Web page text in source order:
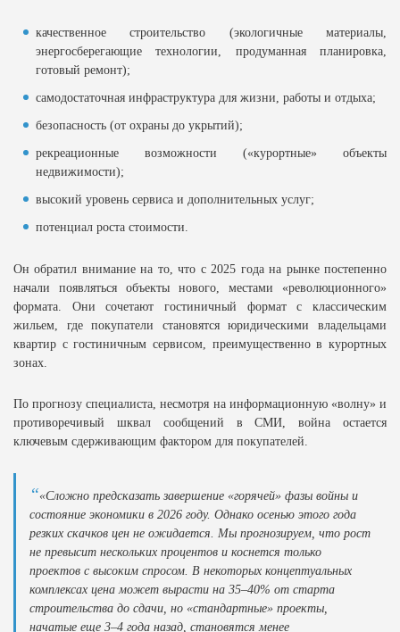
качественное строительство (экологичные материалы,
энергосберегающие технологии, продуманная планировка,
готовый ремонт);
самодостаточная инфраструктура для жизни, работы и отдыха;
безопасность (от охраны до укрытий);
рекреационные возможности («курортные» объекты
недвижимости);
высокий уровень сервиса и дополнительных услуг;
потенциал роста стоимости.
Он обратил внимание на то, что с 2025 года на рынке постепенно
начали появляться объекты нового, местами «революционного»
формата. Они сочетают гостиничный формат с классическим
жильем, где покупатели становятся юридическими владельцами
квартир с гостиничным сервисом, преимущественно в курортных
зонах.
По прогнозу специалиста, несмотря на информационную «волну» и
противоречивый шквал сообщений в СМИ, война остается
ключевым сдерживающим фактором для покупателей.
«Сложно предсказать завершение «горячей» фазы войны и
состояние экономики в 2026 году. Однако осенью этого года
резких скачков цен не ожидается. Мы прогнозируем, что рост
не превысит нескольких процентов и коснется только
проектов с высоким спросом. В некоторых концептуальных
комплексах цена может вырасти на 35–40% от старта
строительства до сдачи, но «стандартные» проекты,
начатые еще 3–4 года назад, становятся менее